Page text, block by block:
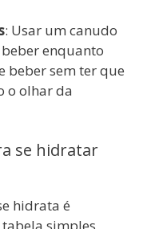
: Usar um canudo
enquanto
beber sem ter que
o olhar da
se hidratar
hidrata é